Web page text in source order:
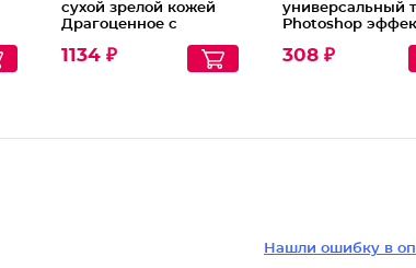
сухой зрелой кожей
Драгоценное с
питательным
действием LuxCare
1134 ₽
универсальный
Photoshop
308 ₽
Нашли ошибку в